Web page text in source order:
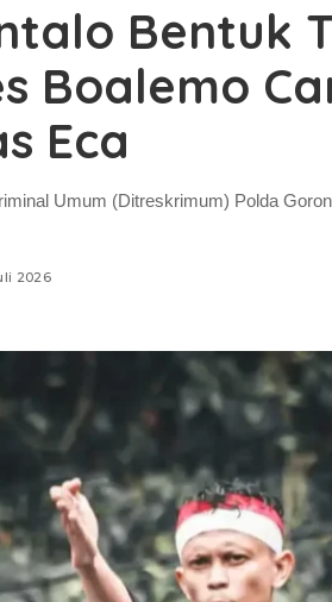
Bentuk
Boalemo
Eca
Umum (Ditreskrimum) Polda
2026